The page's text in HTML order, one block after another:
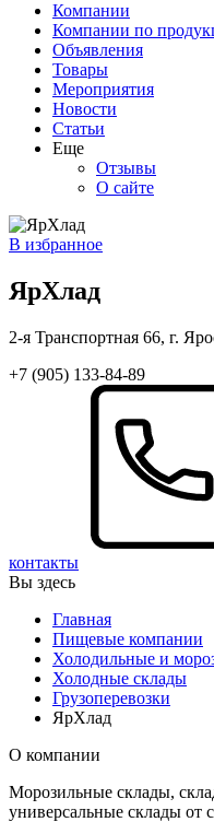
Компании
Компании по
Объявления
Товары
Мероприятия
Новости
Статьи
Еще
Отзывы
О сайте
В избранное
ЯрХлад
2-я Транспортная 66, г.
+7 (905) 133-84-89
контакты
Вы здесь
Главная
Пищевые компании
Холодильные и
Холодные склады
Грузоперевозки
ЯрХлад
О компании
Морозильные склады,
универсальные склады от